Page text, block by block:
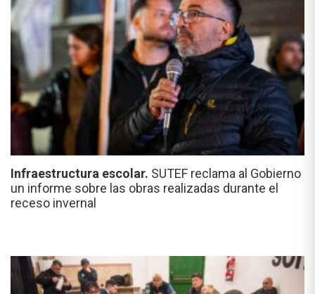
Infraestructura escolar. SUTEF reclama al Gobierno
un informe sobre las obras realizadas durante el
receso invernal